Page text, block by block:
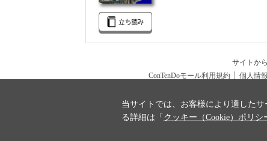
サイトか
ConTenDoモール利用規約
個人情
当サイトでは、お客様により適した
る詳細は「 クッキー（Cookie）ポリシ